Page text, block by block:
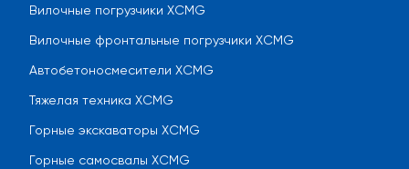
Вилочные погрузчики XCMG
Вилочные фронтальные погрузчики XCMG
Автобетоносмесители XCMG
Тяжелая техника XCMG
Горные экскаваторы XCMG
Горные самосвалы XCMG